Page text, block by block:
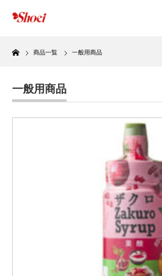
Home
商品一覧 一般用商品
一般用商品